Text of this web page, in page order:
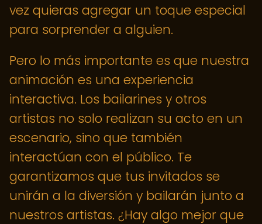
vez quieras agregar un toque especial
para sorprender a alguien.
Pero lo más importante es que nuestra
animación es una experiencia
interactiva. Los bailarines y otros
artistas no solo realizan su acto en un
escenario, sino que también
interactúan con el público. Te
garantizamos que tus invitados se
unirán a la diversión y bailarán junto a
nuestros artistas. ¿Hay algo mejor que